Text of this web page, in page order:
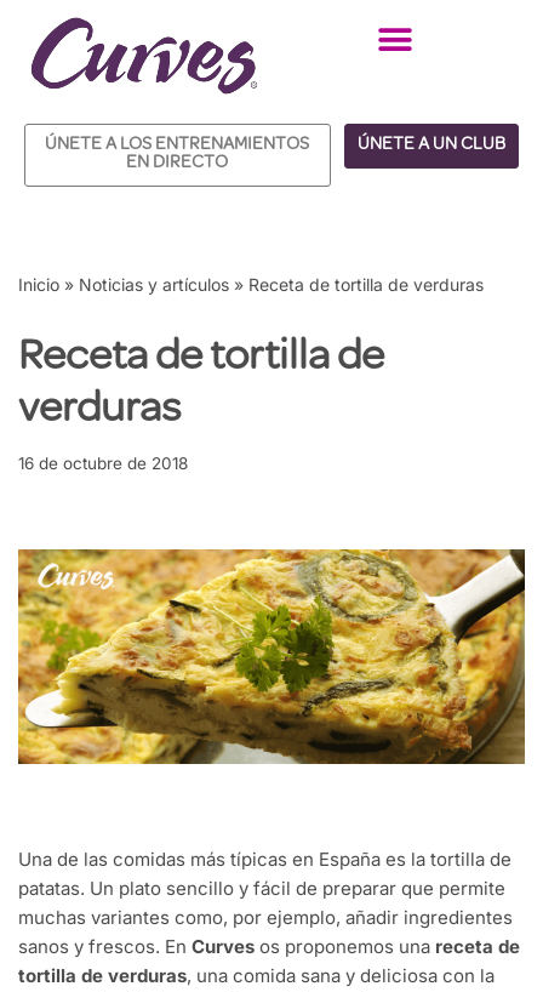
Saltar
contenido
ÚNETE A LOS ENTRENAMIENTOS
EN DIRECTO
ÚNETE A UN CLUB
Inicio » Noticias y artículos » Receta de tortilla de verduras
Receta de tortilla de
verduras
16 de octubre de 2018
Una de las comidas más típicas en España es la tortilla de
patatas. Un plato sencillo y fácil de preparar que permite
muchas variantes como, por ejemplo, añadir ingredientes
sanos y frescos. En Curves os proponemos una receta de
tortilla de verduras, una comida sana y deliciosa con la